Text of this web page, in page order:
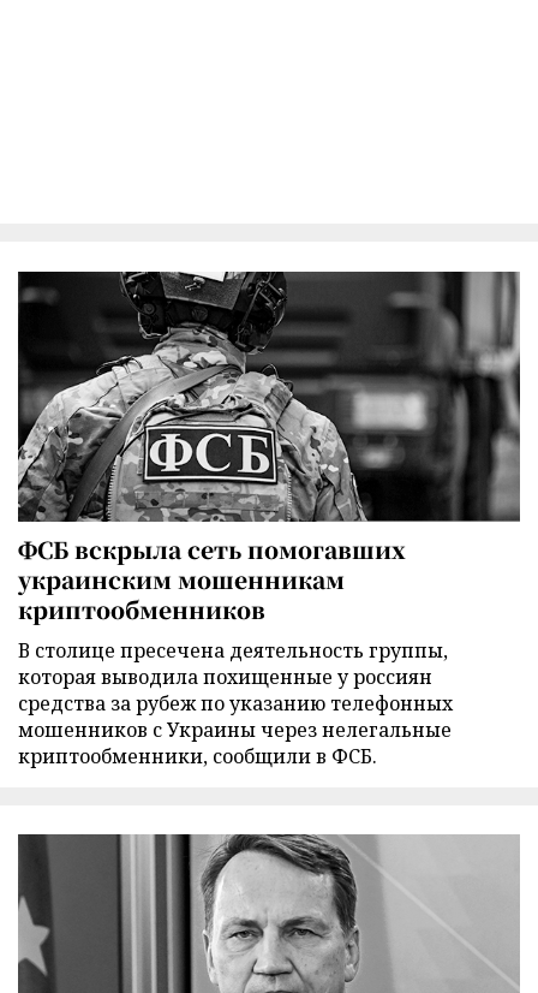
ФСБ вскрыла сеть помогавших
украинским мошенникам
криптообменников
В столице пресечена деятельность группы,
которая выводила похищенные у россиян
средства за рубеж по указанию телефонных
мошенников с Украины через нелегальные
криптообменники, сообщили в ФСБ.